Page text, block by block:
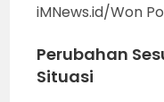
iMNews.id/Won
Perubahan
Situasi